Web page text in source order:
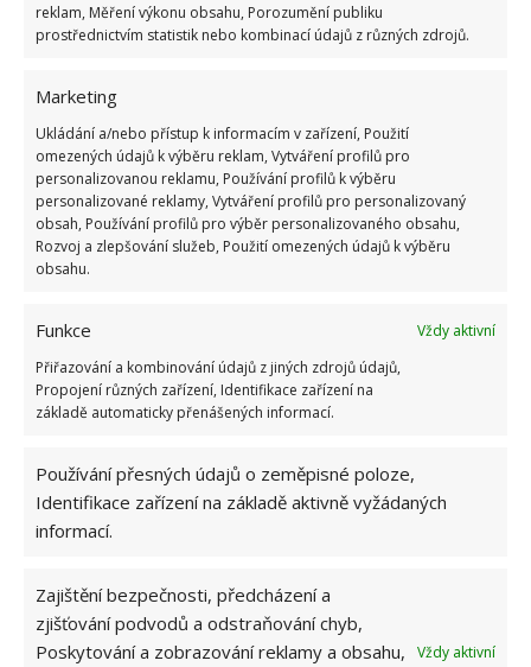
reklam, Měření výkonu obsahu, Porozumění publiku
prostřednictvím statistik nebo kombinací údajů z různých zdrojů.
Marketing
Ukládání a/nebo přístup k informacím v zařízení, Použití
omezených údajů k výběru reklam, Vytváření profilů pro
personalizovanou reklamu, Používání profilů k výběru
personalizované reklamy, Vytváření profilů pro personalizovaný
obsah, Používání profilů pro výběr personalizovaného obsahu,
Rozvoj a zlepšování služeb, Použití omezených údajů k výběru
obsahu.
Funkce
Vždy aktivní
Přiřazování a kombinování údajů z jiných zdrojů údajů,
Propojení různých zařízení, Identifikace zařízení na
základě automaticky přenášených informací.
Používání přesných údajů o zeměpisné poloze,
Identifikace zařízení na základě aktivně vyžádaných
informací.
Zajištění bezpečnosti, předcházení a
zjišťování podvodů a odstraňování chyb,
Poskytování a zobrazování reklamy a obsahu,
Vždy aktivní
Jedlé a léčivé květy
Měsíčky nejsou jen radostí pro oči, ale také
lahůdkou pro chuťové pohárky. Okvětní lístky
měsíčků, zejména druhu Tagetes tenuifolia, jsou
jedlé a mohou být použity k přidání barvy a chuti do
salátů, polévek a dalších pokrmů.Okvětní lístky
měsíčků mají mírně hořkou chuť, která může být
příjemným kontrastem k sladkosti ostatních
je tedy do plátěných pytlíčků a umístěte do skříně.
Zdroj:Sovkusom